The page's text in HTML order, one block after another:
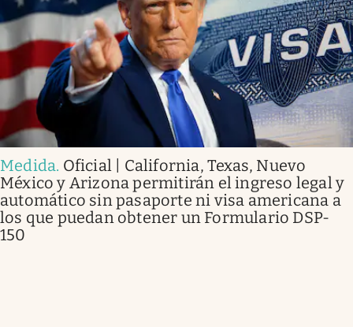
Medida. Oficial | California, Texas, Nuevo
México y Arizona permitirán el ingreso legal y
automático sin pasaporte ni visa americana a
los que puedan obtener un Formulario DSP-
150